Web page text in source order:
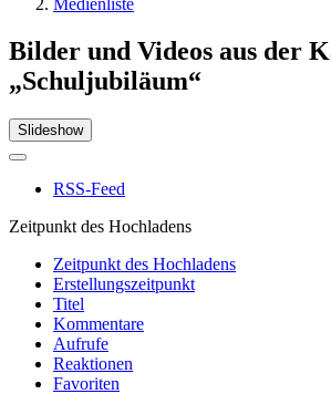
Medienliste
Bilder und Videos aus der
„Schuljubiläum“
Slideshow
RSS-Feed
Zeitpunkt des Hochladens
Zeitpunkt des Hochladens
Erstellungszeitpunkt
Titel
Kommentare
Aufrufe
Reaktionen
Favoriten